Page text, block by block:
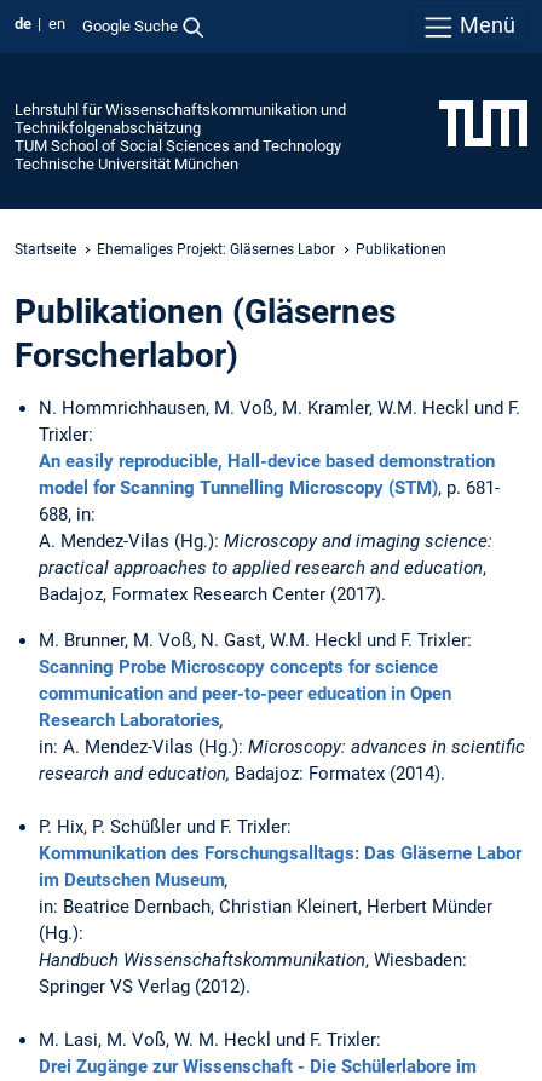
de en Google Suche Menü
Lehrstuhl für Wissenschaftskommunikation und
Technikfolgenabschätzung
TUM School of Social Sciences and Technology
Technische Universität München
Startseite Ehemaliges Projekt: Gläsernes Labor Publikationen
Publikationen (Gläsernes
Forscherlabor)
N. Hommrichhausen, M. Voß, M. Kramler, W.M. Heckl und F.
Trixler:
An easily reproducible, Hall-device based demonstration
model for Scanning Tunnelling Microscopy (STM), p. 681-
688, in:
A. Mendez-Vilas (Hg.): Microscopy and imaging science:
practical approaches to applied research and education,
Badajoz, Formatex Research Center (2017).
M. Brunner, M. Voß, N. Gast, W.M. Heckl und F. Trixler:
Scanning Probe Microscopy concepts for science
communication and peer-to-peer education in Open
Research Laboratories,
in: A. Mendez-Vilas (Hg.): Microscopy: advances in scientific
research and education, Badajoz: Formatex (2014).
P. Hix, P. Schüßler und F. Trixler:
Kommunikation des Forschungsalltags: Das Gläserne Labor
im Deutschen Museum,
in: Beatrice Dernbach, Christian Kleinert, Herbert Münder
(Hg.):
Handbuch Wissenschaftskommunikation, Wiesbaden:
Springer VS Verlag (2012).
M. Lasi, M. Voß, W. M. Heckl und F. Trixler:
Drei Zugänge zur Wissenschaft - Die Schülerlabore im